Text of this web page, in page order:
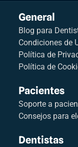
General
Blog para
Condiciones de
Política de
Política de
Pacientes
Soporte a
Consejos para
Dentistas